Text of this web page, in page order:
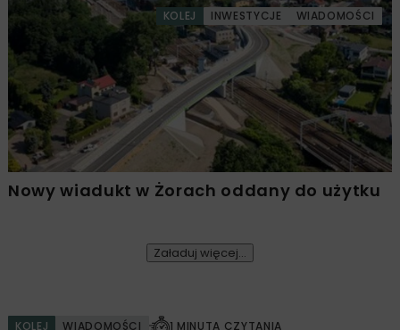
KOLEJ INWESTYCJE WIADOMOŚCI
Nowy wiadukt w Żorach oddany do użytku
Załaduj więcej...
KOLEJ WIADOMOŚCI 1 MINUTA CZYTANIA